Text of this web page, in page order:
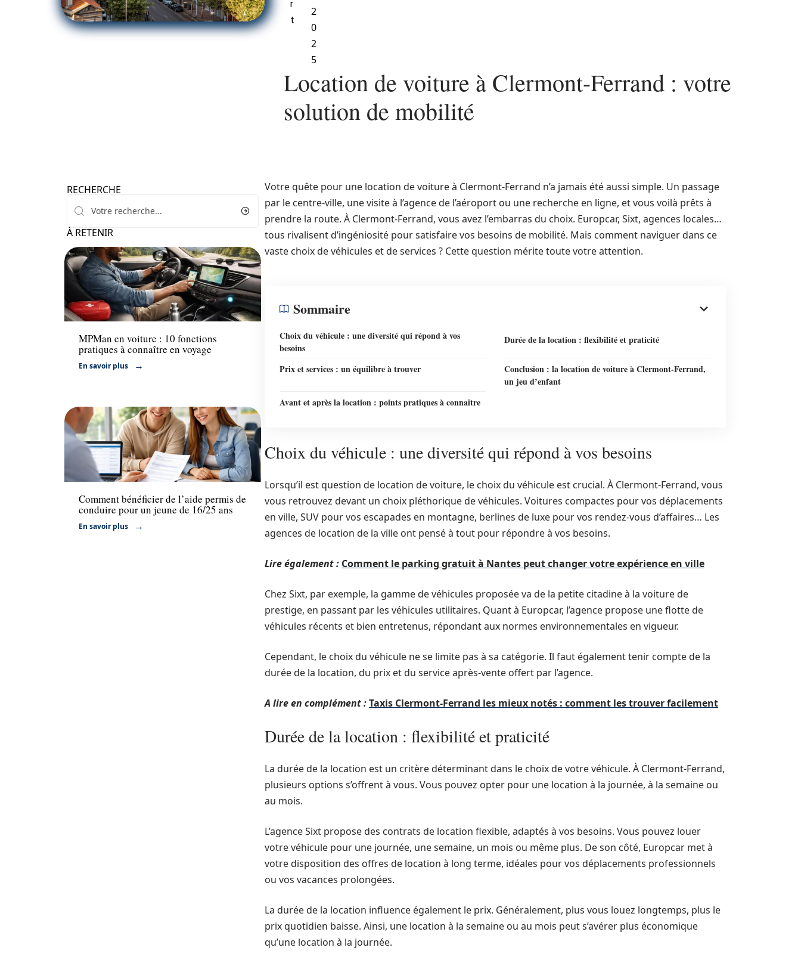
r
t
2
0
2
5
Location de voiture à Clermont-Ferrand : votre
solution de mobilité
RECHERCHE
À RETENIR
Actu
MPMan en voiture : 10 fonctions
pratiques à connaître en voyage
En savoir plus
Actu
Comment bénéficier de l’aide permis de
conduire pour un jeune de 16/25 ans
En savoir plus
Votre quête pour une location de voiture à Clermont-Ferrand n’a jamais été aussi simple. Un passage
par le centre-ville, une visite à l’agence de l’aéroport ou une recherche en ligne, et vous voilà prêts à
prendre la route. À Clermont-Ferrand, vous avez l’embarras du choix. Europcar, Sixt, agences locales…
tous rivalisent d’ingéniosité pour satisfaire vos besoins de mobilité. Mais comment naviguer dans ce
vaste choix de véhicules et de services ? Cette question mérite toute votre attention.
Sommaire
Choix du véhicule : une diversité qui répond à vos
besoins
Durée de la location : flexibilité et praticité
Prix et services : un équilibre à trouver
Conclusion : la location de voiture à Clermont-Ferrand,
un jeu d’enfant
Avant et après la location : points pratiques à connaître
Choix du véhicule : une diversité qui répond à vos besoins
Lorsqu’il est question de location de voiture, le choix du véhicule est crucial. À Clermont-Ferrand, vous
vous retrouvez devant un choix pléthorique de véhicules. Voitures compactes pour vos déplacements
en ville, SUV pour vos escapades en montagne, berlines de luxe pour vos rendez-vous d’affaires… Les
agences de location de la ville ont pensé à tout pour répondre à vos besoins.
Lire également : Comment le parking gratuit à Nantes peut changer votre expérience en ville
Chez Sixt, par exemple, la gamme de véhicules proposée va de la petite citadine à la voiture de
prestige, en passant par les véhicules utilitaires. Quant à Europcar, l’agence propose une flotte de
véhicules récents et bien entretenus, répondant aux normes environnementales en vigueur.
Cependant, le choix du véhicule ne se limite pas à sa catégorie. Il faut également tenir compte de la
durée de la location, du prix et du service après-vente offert par l’agence.
A lire en complément :Taxis Clermont-Ferrand les mieux notés : comment les trouver facilement
Durée de la location : flexibilité et praticité
La durée de la location est un critère déterminant dans le choix de votre véhicule. À Clermont-Ferrand,
plusieurs options s’offrent à vous. Vous pouvez opter pour une location à la journée, à la semaine ou
au mois.
L’agence Sixt propose des contrats de location flexible, adaptés à vos besoins. Vous pouvez louer
votre véhicule pour une journée, une semaine, un mois ou même plus. De son côté, Europcar met à
votre disposition des offres de location à long terme, idéales pour vos déplacements professionnels
ou vos vacances prolongées.
La durée de la location influence également le prix. Généralement, plus vous louez longtemps, plus le
prix quotidien baisse. Ainsi, une location à la semaine ou au mois peut s’avérer plus économique
qu’une location à la journée.